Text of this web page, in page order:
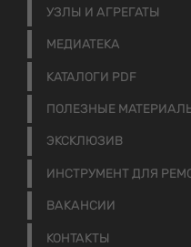
УЗЛЫ И АГРЕГАТЫ
МЕДИАТЕКА
КАТАЛОГИ PDF
ПОЛЕЗНЫЕ
ЭКСКЛЮЗИВ
ИНСТРУМЕНТ ДЛЯ
ВАКАНСИИ
КОНТАКТЫ